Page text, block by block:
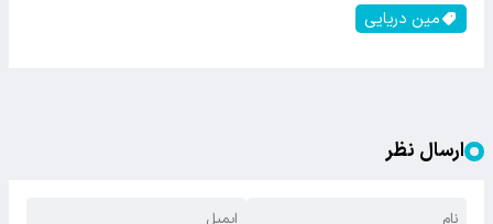
مین دریایی
ارسال نظر